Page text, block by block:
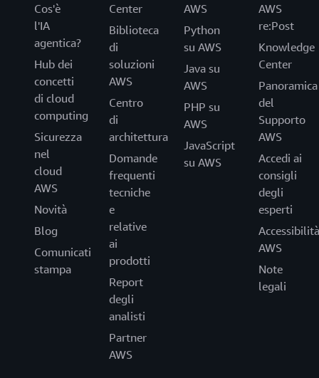
Cos'è
l'IA
agentica?
Hub dei
concetti
di cloud
computing
Sicurezza
nel
cloud
AWS
Novità
Blog
Comunicati
stampa
Center
Biblioteca
di
soluzioni
AWS
Centro
di
architettura
Domande
frequenti
tecniche
e
relative
ai
prodotti
Report
degli
analisti
Partner
AWS
AWS
Python
su AWS
Java su
AWS
PHP su
AWS
JavaScript
su AWS
AWS
re:Post
Knowledge
Center
Panoramica
del
Supporto
AWS
Accedi ai
consigli
degli
esperti
Accessibilità
AWS
Note
legali